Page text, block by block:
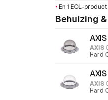
• En 1 EOL-product
Behuizing
AXIS
Hard
AXIS
Hard